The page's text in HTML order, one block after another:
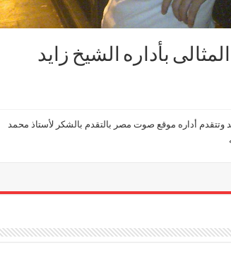
بأداره الشيخ زايد
أداره موقع صوت مصر بالتقدم بالشكر لأستاذ محمد